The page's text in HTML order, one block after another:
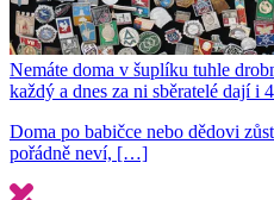
Nemáte doma v šuplíku tuhle
každý a dnes za ni sběratelé dají i
Doma po babičce nebo dědovi
pořádně neví, […]